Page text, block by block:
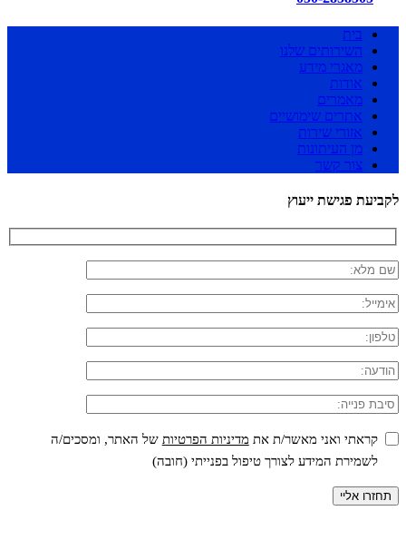
בית
השירותים שלנו
מאגרי מידע
אודות
מאמרים
אתרים שימושיים
אזורי שירות
מן העיתונות
צור קשר
לקביעת פגישת ייעוץ
קראתי ואני מאשר/ת את מדיניות הפרטיות של האתר, ומסכים/ה
לשמירת המידע לצורך טיפול בפנייתי (חובה)